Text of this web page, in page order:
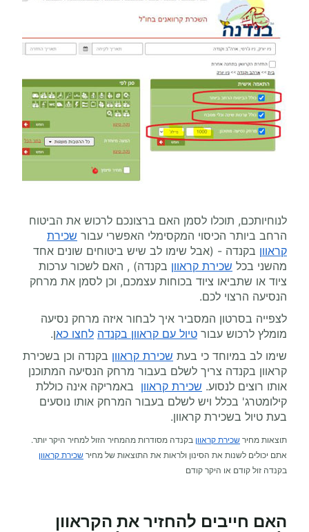
לנוחיותכם, תוכלו לסמן האם ברצונכם לרכוש את הביטוח
הרחב ביותר הכיסוי המקסימלי האפשרי עבור שכירת
קראוון בקנדה - (אבל שימו לב שיש ביטוחים שונים אחד
מהשני בכל שכירת קראוון בקנדה) , האם לשכור ערכות
ציוד או שתביאו ציוד בכוחות עצמכם, וכן לסמן את מרחק
הנסיעה הרצוי לכם.
לצפייה בסרטון המסביר איך לבחור איזה מרחק נסיעה
מומלץ לרכוש עבור טיול עם קראוון בקנדה לחצו כאן.
שימו לב במיוחד כי בעת שכירת קראוון בקנדה וכן בשכירת
קראוון בקנדה צריך לשלם בעבור מרחק הנסיעה המתוכנן
אותו רוצים לנסוע. שכירת קראוון באמריקה אינה כוללת
קילומטרג' בכלל ויש לשלם בעבור המרחק אותו נוסעים
בעת טיול בשכירת קראוון.
תוצאות מחיר שכירת קראוון בקנדה מסודרות מהמחיר הזול למחיר היקר יותר.
אתם יכולים לשנות את הסינון ולראות את התוצאות של מחיר שכירת קראוון
בקנדה זול קודם או היקר קודם
האם חייבים להחזיר את הקראוון